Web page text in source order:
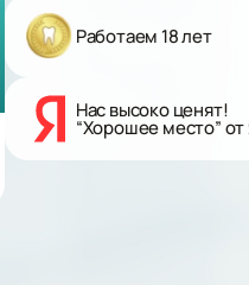
Работаем 18 лет
Нас высоко ценят!
“Хорошее место”